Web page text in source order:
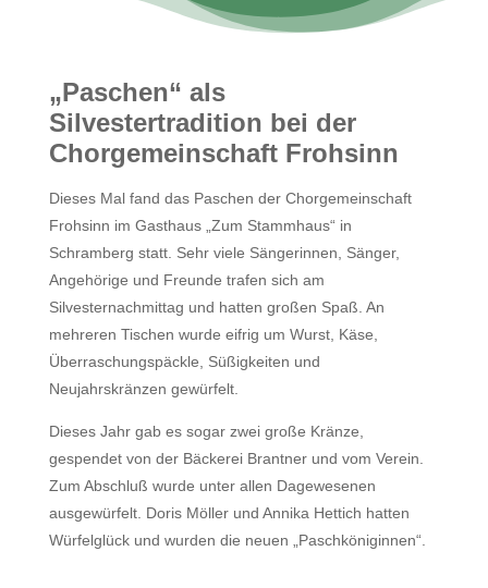
„Paschen“ als
Silvestertradition bei der
Chorgemeinschaft Frohsinn
Dieses Mal fand das Paschen der Chorgemeinschaft
Frohsinn im Gasthaus „Zum Stammhaus“ in
Schramberg statt. Sehr viele Sängerinnen, Sänger,
Angehörige und Freunde trafen sich am
Silvesternachmittag und hatten großen Spaß. An
mehreren Tischen wurde eifrig um Wurst, Käse,
Überraschungspäckle, Süßigkeiten und
Neujahrskränzen gewürfelt.
Dieses Jahr gab es sogar zwei große Kränze,
gespendet von der Bäckerei Brantner und vom Verein.
Zum Abschluß wurde unter allen Dagewesenen
ausgewürfelt. Doris Möller und Annika Hettich hatten
Würfelglück und wurden die neuen „Paschköniginnen“.